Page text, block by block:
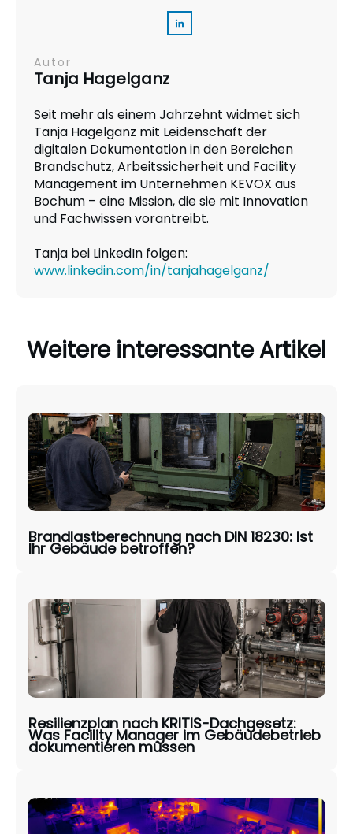
Autor
Tanja Hagelganz
Seit mehr als einem Jahrzehnt widmet sich
Tanja Hagelganz mit Leidenschaft der
digitalen Dokumentation in den Bereichen
Brandschutz, Arbeitssicherheit und Facility
Management im Unternehmen KEVOX aus
Bochum – eine Mission, die sie mit Innovation
und Fachwissen vorantreibt.
Tanja bei LinkedIn folgen:
www.linkedin.com/in/tanjahagelganz/
Weitere interessante Artikel
Brandlastberechnung nach DIN 18230: Ist
Ihr Gebäude betroffen?
Resilienzplan nach KRITIS-Dachgesetz:
Was Facility Manager im Gebäudebetrieb
dokumentieren müssen